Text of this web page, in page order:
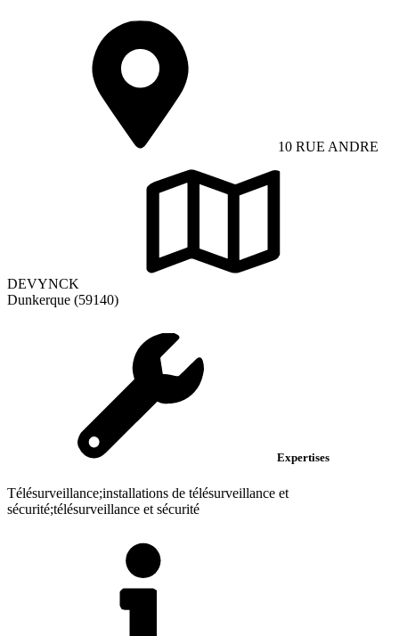
10 RUE ANDRE
DEVYNCK
Dunkerque (59140)
Expertises
Télésurveillance;installations de télésurveillance et
sécurité;télésurveillance et sécurité